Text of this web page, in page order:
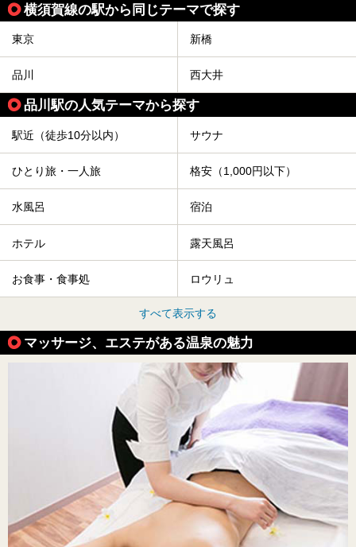
横須賀線の駅から同じテーマで探す
東京 新橋
品川 西大井
品川駅の人気テーマから探す
駅近（徒歩10分以内） サウナ
ひとり旅・一人旅 格安（1,000円以下）
水風呂 宿泊
ホテル 露天風呂
お食事・食事処 ロウリュ
すべて表示する
マッサージ、エステがある温泉の魅力